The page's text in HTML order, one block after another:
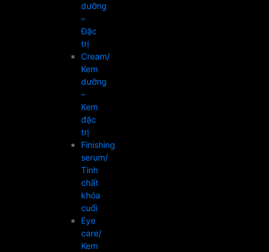
dưỡng
–
Đặc
trị
Cream/
Kem
dưỡng
–
Kem
đặc
trị
Finishing
serum/
Tinh
chất
khóa
cuối
Eye
care/
Kem